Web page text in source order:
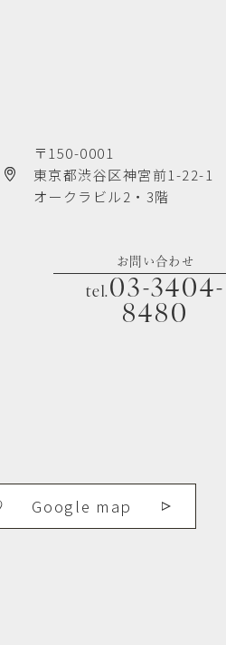
〒150-0001
東京都渋谷区神宮前1-22-1
オークラビル2・3階
お問い合わせ
tel.03-3404-
8480
Google map